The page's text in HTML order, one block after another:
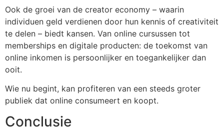
Ook de groei van de creator economy – waarin
individuen geld verdienen door hun kennis of creativiteit
te delen – biedt kansen. Van online cursussen tot
memberships en digitale producten: de toekomst van
online inkomen is persoonlijker en toegankelijker dan
ooit.
Wie nu begint, kan profiteren van een steeds groter
publiek dat online consumeert en koopt.
Conclusie